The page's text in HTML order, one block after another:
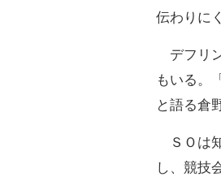
伝わりに
デフリ
もいる。
と語る倉
ＳＯは
し、競技